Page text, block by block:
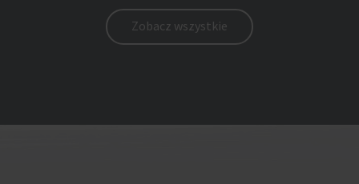
Zobacz wszystkie